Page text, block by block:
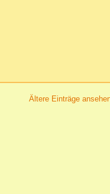
Ältere Einträge